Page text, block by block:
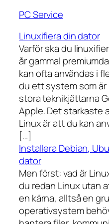
PC Service
Linuxifiera din dator
Varför ska du
år gammal
kan ofta användas i
du ett system som
stora teknikjättarna
Apple. Det starkaste
Linux är att du kan
[…]
Installera Debian,
dator
Men först: vad är
du redan Linux utan
en kärna, alltså en
operativsystem